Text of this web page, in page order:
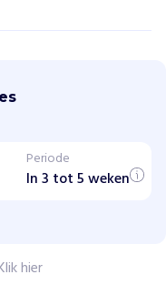
Periode
In 3 tot 5 weken
hier